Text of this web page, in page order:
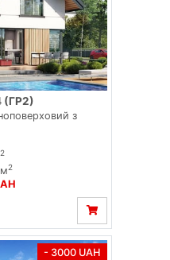
(ГР2)
з
2
2
- 3000 UAH